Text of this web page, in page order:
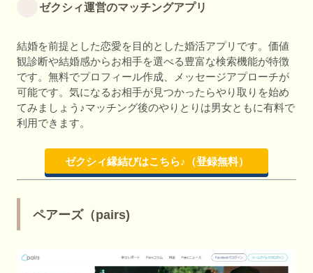
ゼクシィ運営のマッチングアプリ
結婚を前提とした恋愛を目的とした婚活アプリです。価値
観診断や結婚感からお相手を選べる豊富な検索機能が特徴
です。無料でプロフィール作成、メッセージアプローチが
可能です。気になるお相手が見つかったらやり取りを始め
てみましょう♪マッチング後のやりとりは男女ともに有料で
利用できます。
ゼクシィ縁結びはこちら♪（登録無料）
ペアーズ（pairs)